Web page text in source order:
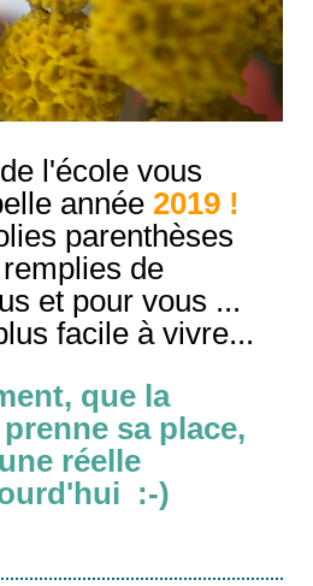
l'école vous
année 2019 !
parenthèses
de
et pour vous ...
facile à vivre...
que la
sa place,
réelle
:-)